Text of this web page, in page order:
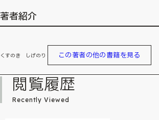
著者紹介
くすのき しげのり この著者の他の書籍を見る
閲覧履歴
Recently Viewed